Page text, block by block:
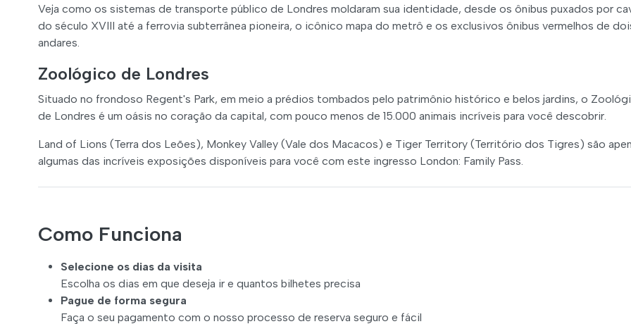
Veja como os sistemas de transporte público de Londres moldaram sua identidade, desde os ônibus puxados por
do século XVIII até a ferrovia subterrânea pioneira, o icônico mapa do metrô e os exclusivos ônibus vermelhos de
andares.
Zoológico de Londres
Situado no frondoso Regent's Park, em meio a prédios tombados pelo patrimônio histórico e belos jardins, o
de Londres é um oásis no coração da capital, com pouco menos de 15.000 animais incríveis para você descobrir.
Land of Lions (Terra dos Leões), Monkey Valley (Vale dos Macacos) e Tiger Territory (Território dos Tigres) são
algumas das incríveis exposições disponíveis para você com este ingresso London: Family Pass.
Como Funciona
Selecione os dias da visita
Escolha os dias em que deseja ir e quantos bilhetes precisa
Pague de forma segura
Faça o seu pagamento com o nosso processo de reserva seguro e fácil